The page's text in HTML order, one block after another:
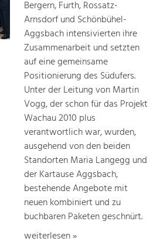
Bergern, Furth, Rossatz-
Arnsdorf und Schönbühel-
Aggsbach intensivierten ihre
Zusammenarbeit und setzten
auf eine gemeinsame
Positionierung des Südufers.
Unter der Leitung von Martin
Vogg, der schon für das Projekt
Wachau 2010 plus
verantwortlich war, wurden,
ausgehend von den beiden
Standorten Maria Langegg und
der Kartause Aggsbach,
bestehende Angebote mit
neuen kombiniert und zu
buchbaren Paketen geschnürt.
weiterlesen »